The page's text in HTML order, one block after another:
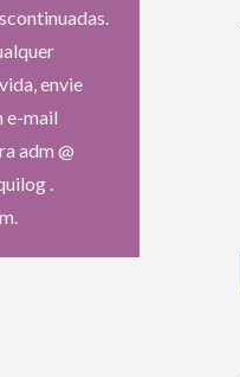
envie
e-mail
adm @
.